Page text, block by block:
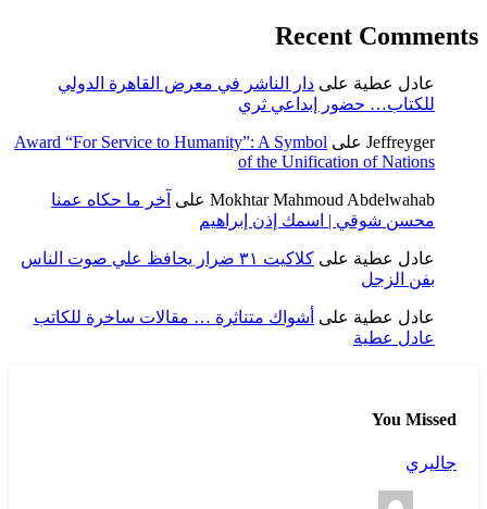
Recent Comments
عادل عطية على دار الناشر في معرض القاهرة الدولي
للكتاب… حضور إبداعي ثري
Jeffreyger على Award “For Service to Humanity”: A Symbol
of the Unification of Nations
Mokhtar Mahmoud Abdelwahab على آخر ما حكاه عمنا
محسن شوقي | اسمك إذن إبراهيم
عادل عطية على
كلاكيت ٣١ ضرار يحافظ علي صوت الناس
بفن الزجل
عادل عطية على أشواك متناثرة … مقالات ساخرة للكاتب
عادل عطية
You Missed
جاليري